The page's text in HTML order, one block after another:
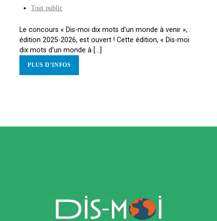
Tout public
Le concours « Dis-moi dix mots d’un monde à venir »,
édition 2025-2026, est ouvert ! Cette édition, « Dis-moi
dix mots d’un monde à [...]
PLUS D’INFOS